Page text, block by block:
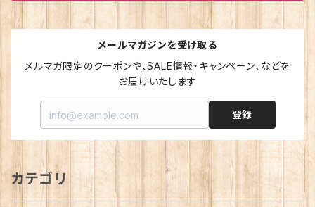
メールマガジンを受け取る
メルマガ限定のクーポンや、SALE情報・キャンペーン、などを
お届けいたします
登録
カテゴリ